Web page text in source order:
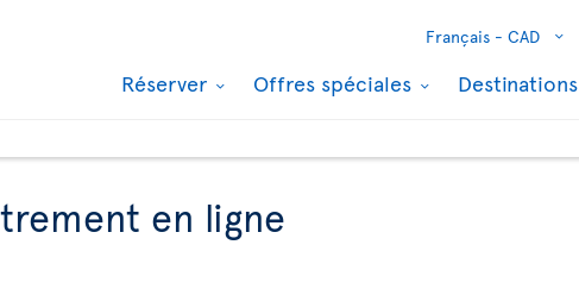
Français - CAD
Réserver Offres spéciales Destinations
en ligne